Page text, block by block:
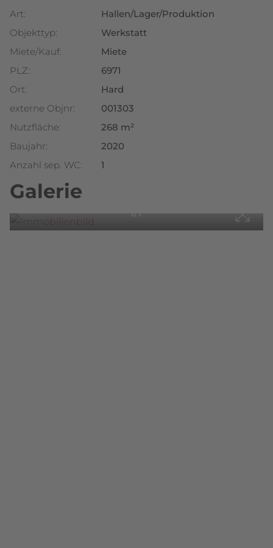
Art:
Hallen/Lager/Produktion
Objekttyp:
Werkstatt
Miete/Kauf:
Miete
PLZ:
6971
Ort:
Hard
externe Objnr:
001303
Nutzfläche:
268 m²
Baujahr:
2020
Anzahl sep. WC:
1
Galerie
1/7